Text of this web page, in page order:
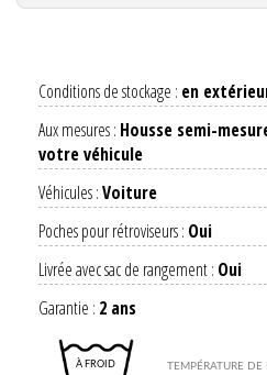
Conditions de stockage : en
Aux mesures : Housse semi-
votre véhicule
Véhicules :Voiture
Poches pour rétroviseurs : Oui
Livrée avec sac de rangement : Oui
Garantie : 2 ans
TEMPÉRATURE DE
À FROID